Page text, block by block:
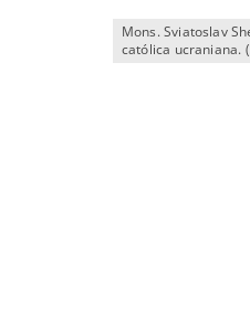
Mons. Sviatoslav
católica ucraniana.